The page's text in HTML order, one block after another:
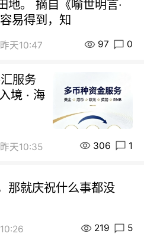
地。 摘自《喻世明言·
易得到，知
昨天10:47 97 0
服务
境 · 海
昨天10:35 306 1
那就庆祝什么事都没
219 5